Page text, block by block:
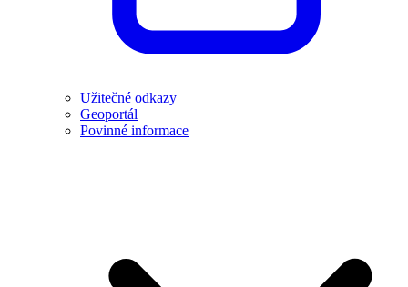
Užitečné odkazy
Geoportál
Povinné informace